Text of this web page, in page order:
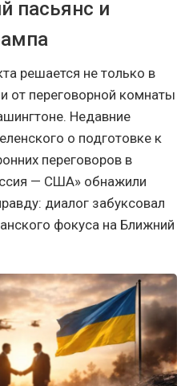
пасьянс и
решается не только в
от переговорной комнаты
Недавние
о подготовке к
переговоров в
— США» обнажили
диалог забуксовал
фокуса на Ближний